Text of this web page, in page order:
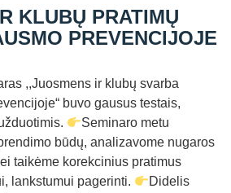
KLUBŲ PRATIMŲ
PREVENCIJOJE
,,Juosmens ir klubų svarba
buvo gausus testais,
Seminaro metu
būdų, analizavome nugaros
taikėme korekcinius pratimus
lankstumui pagerinti.
Didelis